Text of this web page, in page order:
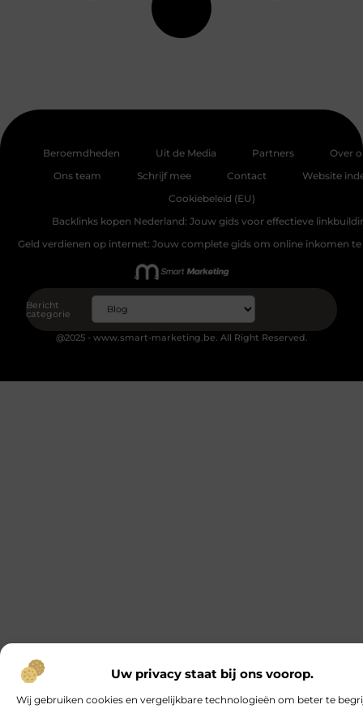
Uw privacy staat bij ons voorop.
Wij gebruiken cookies en vergelijkbare technologieën om beter te
Beroemdheden Uit de Media Partners
Over
Ons team
Schrijf mee Contact
Website
Cookiebeleid (EU)
Backlinks kopen Nederland: Jouw gids voor effectieve
Geld verdienen op internet: Jouw complete gids om online inkomen
Bericht
categorie
@2025 - www.smart-marketing.be. All Right Reserved.